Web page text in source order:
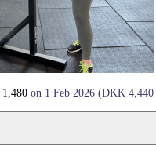
1,480 on 1 Feb 2026 (DKK 4,440